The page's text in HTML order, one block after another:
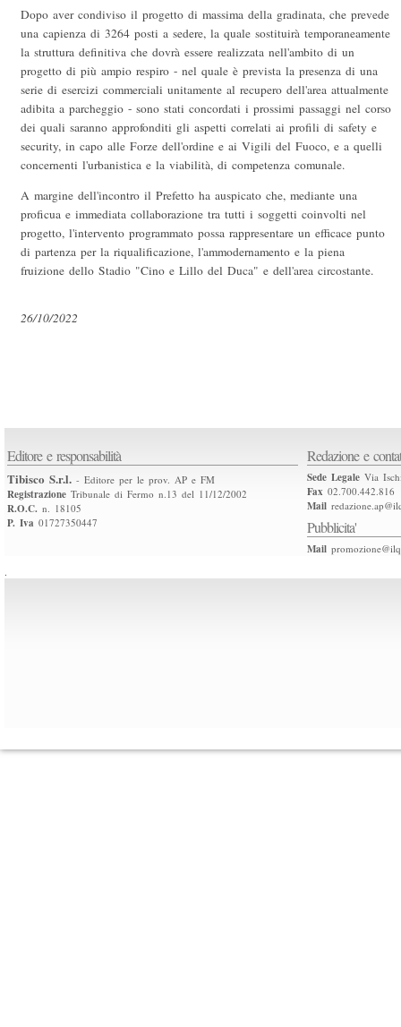
Dopo aver condiviso il progetto di massima della gradinata, che prevede
una capienza di 3264 posti a sedere, la quale sostituirà temporaneamente
la struttura definitiva che dovrà essere realizzata nell'ambito di un
progetto di più ampio respiro - nel quale è prevista la presenza di una
serie di esercizi commerciali unitamente al recupero dell'area attualmente
adibita a parcheggio - sono stati concordati i prossimi passaggi nel corso
dei quali saranno approfonditi gli aspetti correlati ai profili di safety e
security, in capo alle Forze dell'ordine e ai Vigili del Fuoco, e a quelli
concernenti l'urbanistica e la viabilità, di competenza comunale.
A margine dell'incontro il Prefetto ha auspicato che, mediante una
proficua e immediata collaborazione tra tutti i soggetti coinvolti nel
progetto, l'intervento programmato possa rappresentare un efficace punto
di partenza per la riqualificazione, l'ammodernamento e la piena
fruizione dello Stadio "Cino e Lillo del Duca" e dell'area circostante.
26/10/2022
Editore e responsabilità
Tibisco S.r.l. - Editore per le prov. AP e FM
Registrazione Tribunale di Fermo n.13 del 11/12/2002
R.O.C. n. 18105
P. Iva 01727350447
Redazione e
Sede Legale Via
Fax 02.700.442.816
Mail
Pubblicita'
Mail
.